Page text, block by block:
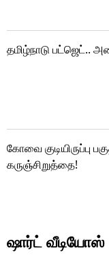
தமிழ்நாடு பட்ஜெட்..
கோவை குடியிருப்பு
கருஞ்சிறுத்தை!
ஷார்ட் வீடியோஸ்